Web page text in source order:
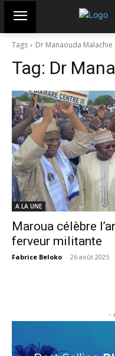
Tags Dr Manaouda Malachie
Tag: Dr
A LA UNE
Maroua célèbre
ferveur militante
Fabrice Beloko - 26 août 2025
-